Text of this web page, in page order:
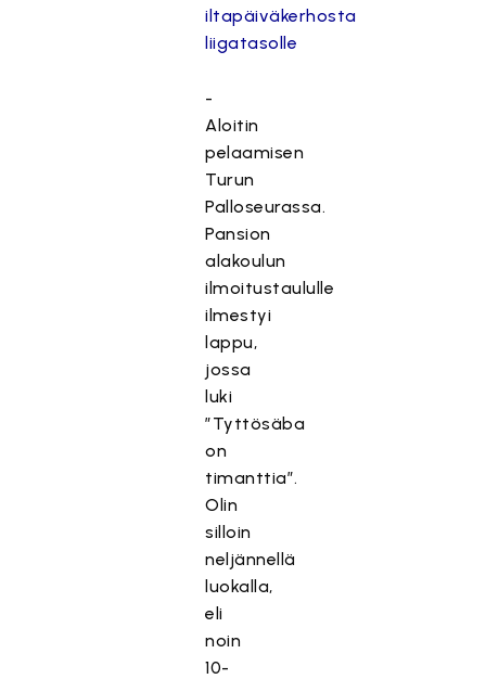
iltapäiväkerhosta
liigatasolle
-
Aloitin
pelaamisen
Turun
Palloseurassa.
Pansion
alakoulun
ilmoitustaululle
ilmestyi
lappu,
jossa
luki
”Tyttösäba
on
timanttia”.
Olin
silloin
neljännellä
luokalla,
eli
noin
10-